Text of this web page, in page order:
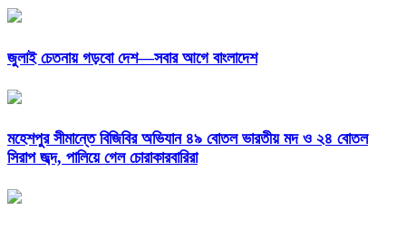
জুলাই চেতনায় গড়বো দেশ—সবার আগে বাংলাদেশ
মহেশপুর সীমান্তে বিজিবির অভিযান ৪৯ বোতল ভারতীয় মদ ও ২৪ বোতল
সিরাপ জব্দ, পালিয়ে গেল চোরাকারবারিরা